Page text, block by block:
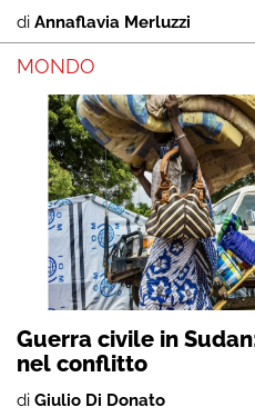
di Annaflavia Merluzzi
MONDO
Guerra civile in
nel conflitto
di Giulio Di Donato